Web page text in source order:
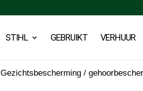
STIHL GEBRUIKT VERHUUR
Gezichtsbescherming /